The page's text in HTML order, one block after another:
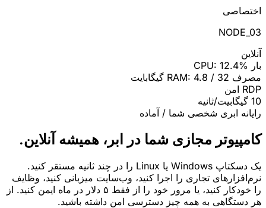
اختصاصی
NODE_03
آنلاین
بار CPU: 12.4%
مصرف RAM: 4.8 / 32 گیگابایت
RDP امن
10 گیگابیت/ثانیه
رایانه ابری شخصی شما / آماده
کامپیوتر مجازی شما در ابر، همیشه آنلاین.
یک دسکتاپ Windows یا Linux را در چند ثانیه مستقر کنید.
نرم‌افزارهای تجاری را اجرا کنید، وب‌سایت میزبانی کنید، وظایف
را خودکار کنید، یا مرور خود را از فقط ۵ دلار در ماه ایمن کنید. از
هر دستگاهی به همه چیز دسترسی امن داشته باشید.